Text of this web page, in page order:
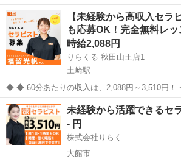
りの施術数がコロナ禍前と比べて1.3倍に増加！
付けてしっかり稼ぐなら今がチャンス！ ★応募後の流れ★詳細欄もご
覧下さい...
秋田 秋田駅 セラピスト
【未経験から高収入セラ
も応募OK！完全無料レ
時給2,088円
りらくる 秋田山王店1
土崎駅
◆ ◆ 60分あたりの収入は、2,088円～3,510円！ セラピスト１人あた
りの施術数がコロナ禍前と比べて1.3倍に増加！
付けてしっかり稼ぐなら今がチャンス！ ★応募後の流れ★詳細欄もご
覧下さい...
秋田 秋田市 土崎駅 セラピスト
未経験から活躍できるセ
- 円
株式会社りらく
大館市